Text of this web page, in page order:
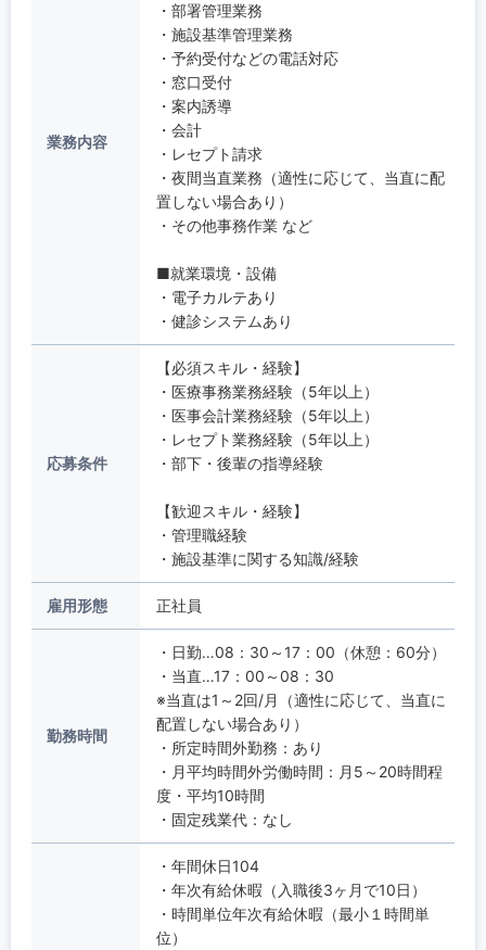
業務内容
・部署管理業務
・施設基準管理業務
・予約受付などの電話対応
・窓口受付
・案内誘導
・会計
・レセプト請求
・夜間当直業務（適性に応じて、当直に配
置しない場合あり）
・その他事務作業 など
■就業環境・設備
・電子カルテあり
・健診システムあり
応募条件
【必須スキル・経験】
・医療事務業務経験（5年以上）
・医事会計業務経験（5年以上）
・レセプト業務経験（5年以上）
・部下・後輩の指導経験
【歓迎スキル・経験】
・管理職経験
・施設基準に関する知識/経験
雇用形態 正社員
勤務時間
・日勤…08：30～17：00（休憩：60分）
・当直…17：00～08：30
※当直は1～2回/月（適性に応じて、当直に
配置しない場合あり）
・所定時間外勤務：あり
・月平均時間外労働時間：月5～20時間程
度・平均10時間
・固定残業代：なし
・年間休日104
・年次有給休暇（入職後3ヶ月で10日）
・時間単位年次有給休暇（最小１時間単
位）